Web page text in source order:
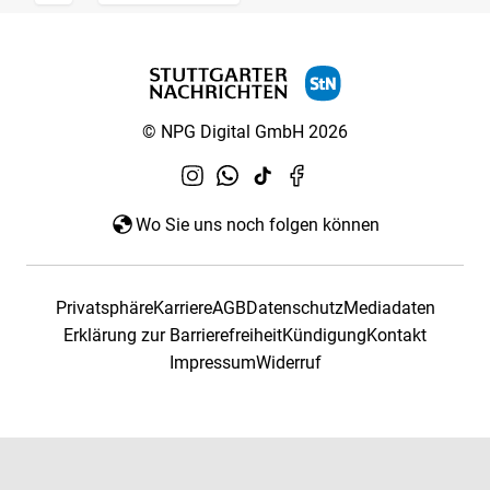
© NPG Digital GmbH 2026
Wo Sie uns noch folgen können
PrivatsphäreKarriereAGBDatenschutzMediadaten
Erklärung zur BarrierefreiheitKündigungKontakt
ImpressumWiderruf